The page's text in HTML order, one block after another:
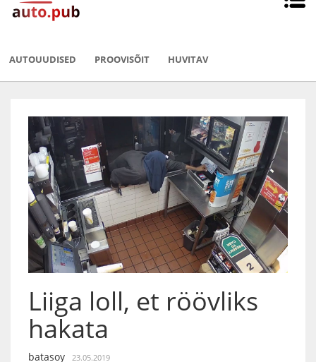
AUTOUUDISED PROOVISÕIT HUVITAV
Liiga loll, et röövliks
hakata
batasoy 23.05.2019